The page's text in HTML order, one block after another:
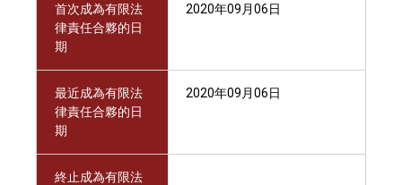
首次成為有限法
律責任合夥的日
期
2020年09月06日
最近成為有限法
律責任合夥的日
期
2020年09月06日
終止成為有限法